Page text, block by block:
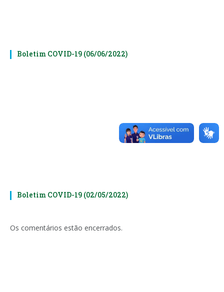
Boletim COVID-19 (06/06/2022)
Boletim COVID-19 (02/05/2022)
Os comentários estão encerrados.